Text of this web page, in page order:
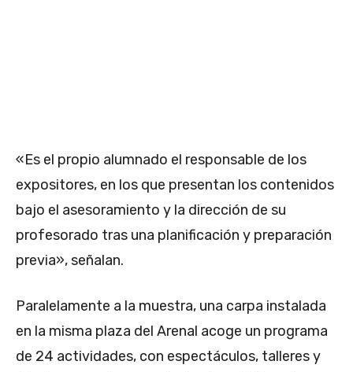
«Es el propio alumnado el responsable de los
expositores, en los que presentan los contenidos
bajo el asesoramiento y la dirección de su
profesorado tras una planificación y preparación
previa», señalan.
Paralelamente a la muestra, una carpa instalada
en la misma plaza del Arenal acoge un programa
de 24 actividades, con espectáculos, talleres y